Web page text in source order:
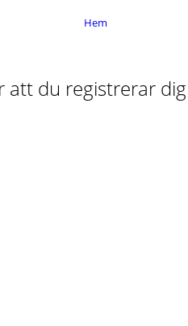
Hem
att du registrerar